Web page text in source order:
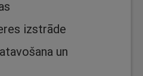
izstrāde
un